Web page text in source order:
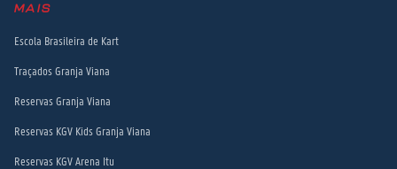
MAIS
Escola Brasileira de Kart
Traçados Granja Viana
Reservas Granja Viana
Reservas KGV Kids Granja Viana
Reservas KGV Arena Itu